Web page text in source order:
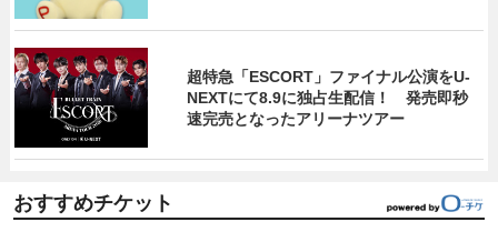
超特急「ESCORT」ファイナル公演をU-
NEXTにて8.9に独占生配信！ 発売即秒
速完売となったアリーナツアー
おすすめチケット